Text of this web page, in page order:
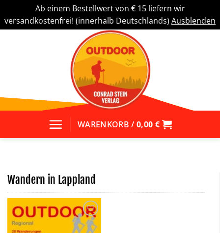
Ab einem Bestellwert von € 15 liefern wir
versandkostenfrei! (innerhalb Deutschlands) Ausblenden
WARENKORB / 0,00 €
Wandern in Lappland
Zu